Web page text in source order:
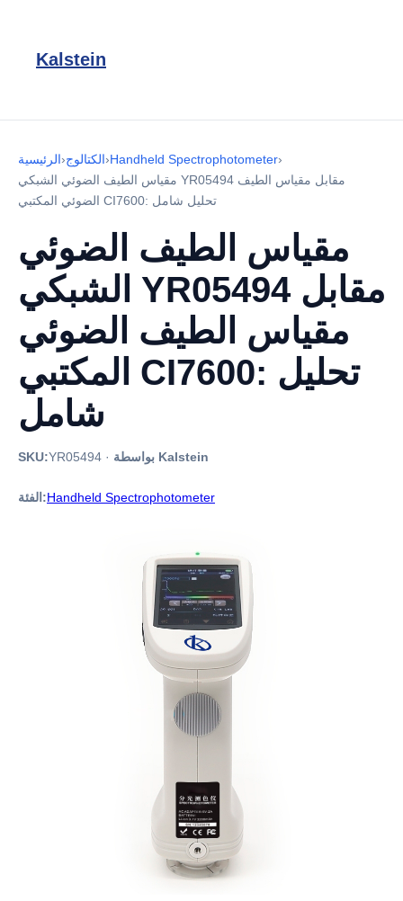
Kalstein
الرئيسية›الكتالوج›Handheld Spectrophotometer›
مقياس الطيف الضوئي الشبكي YR05494 مقابل مقياس الطيف
الضوئي المكتبي CI7600: تحليل شامل
مقياس الطيف الضوئي
الشبكي YR05494 مقابل
مقياس الطيف الضوئي
المكتبي CI7600: تحليل
شامل
SKU:YR05494 · بواسطة Kalstein
الفئة:Handheld Spectrophotometer